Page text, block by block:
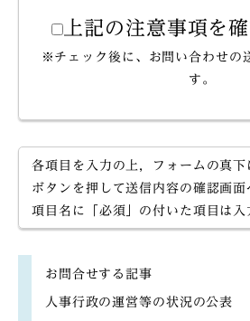
上記の注意事項を
※チェック後に、お問い合わせの
す。
各項目を入力の上，フォームの真下
ボタンを押して送信内容の確認画面
項目名に「必須」の付いた項目は入
お問合せする記事
人事行政の運営等の状況の公表